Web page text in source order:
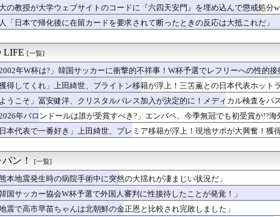
上田綺世、ブライトン移籍が浮上！三笘薫との日本代表ホット...
NO
日本のエアコン設置業者さんは凄いです」
ハ
した肝臓がんをリスクを低下させるために必要な緑茶の量←「...
海
マジで笑える日本アニメ教えて」
ア
日本に対する最新の好感度調査の結果がこちら…」→「どうし...
海
は今でも放射能まみれだよねww』、『放射能は炎で燃え尽...
日
ウェブサイトのコードに『六四天安門』を埋め込んで懲戒処分...
ガ
とだけは絶対に結婚しない」その理由が想像と全然違った…
Ask
京都知事「日本は外国人労働者の受け入れ準備ができていない...
小学校で教師のうっかりミスで児童が大怪我（海外の反応）
海
韓国の水だけは飲みたくない」と投稿したのが韓国にバレて...
か
支援で韓国人が一番不思議に思う事がこれ」
ハ
本に殺到！（海外の反応）
世
幼女戦記Ⅱ 第5話
オルルードって「劣化版・元祖大谷翔平」になれるくらいピッ...
迎える←「世界は全く平和にならない」（海外の反応）
で飲料水1万本送ったら日本人は韓国産の水は〇〇だと言いま...
ハ
の韓国で日本が韓国人の海外就業先国家で1位に！」→「...
の教授が大学ウェブサイトのコードに『六四天安門』を埋め込んで懲戒処分
「日本で帰化後に在留カードを要求されて断ったときの反応は大抵これだ」
LIFE [一覧]
年W杯は?」韓国サッカーに衝撃的不祥事！W杯予選でレフリーへの性的接
得してくれ」上田綺世、ブライトン移籍が浮上！三笘薫との日本代表ホット
」と危惧される懸念点とは!?【海外の反応】
うこそ」冨安健洋、クリスタルパレス加入が決定的に！メディカル検査をパ
！【海外の反応】
年バロンドールは誰が受賞すべき?」エンバペ、今季無冠でも初受賞か!?
本代表で一番好き」上田綺世、プレミア移籍が浮上！現地サポが大興奮！獲
ン！ [一覧]
本地震発生時の病院手術中に突然の大揺れが凄まじい状況だ」
国サッカー協会W杯予選で外国人審判に性接待したことが発覚！」
震で高市早苗ちゃんは北朝鮮の金正恩と比較され完敗しました」